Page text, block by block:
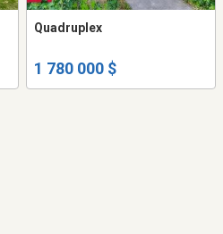
Quadruplex
1 780 000 $